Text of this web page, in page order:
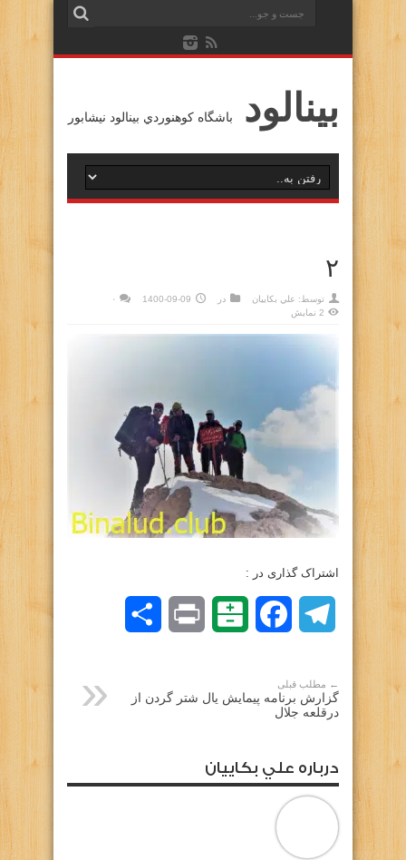
بينالود باشگاه كوهنوردي بينالود نيشابور
۲
توسط: علي بكاييان در 1400-09-09
۰
2 نمایش
اشتراک گذاری در :
Telegram
Facebook
Balatarin
Print
← مطلب قبلی
گزارش برنامه پیمایش یال شتر گردن از
درقلعه جلال
درباره علي بكاييان